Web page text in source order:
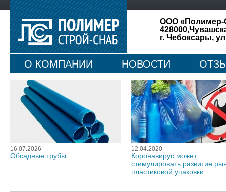
ООО «Полимер-
г. Чебоксары,
О КОМПАНИИ НОВОСТИ
КАРТА САЙТА
16.07.2026
Обсадные трубы
12.04.2020
Коронавирус может
стимулировать развитие
пластиковой упаковки